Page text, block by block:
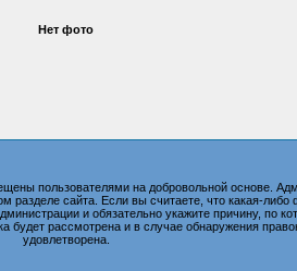
Нет фото
пользователями на добровольной основе.
разделе сайта. Если вы считаете, что какая-
и обязательно укажите причину, по
рассмотрена и в случае обнаружения
удовлетворена.